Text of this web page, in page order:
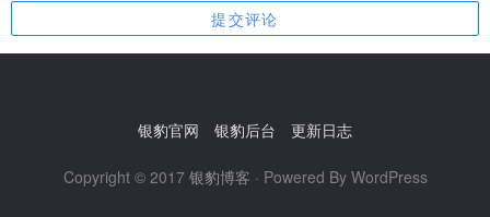
银豹官网 银豹后台 更新日志
Copyright © 2017 银豹博客 · Powered By WordPress